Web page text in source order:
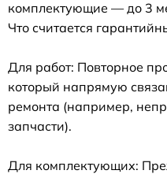
комплектующие — до 3
Что считается
Для работ: Повторное
который напрямую
ремонта (например,
запчасти).
Для комплектующих: